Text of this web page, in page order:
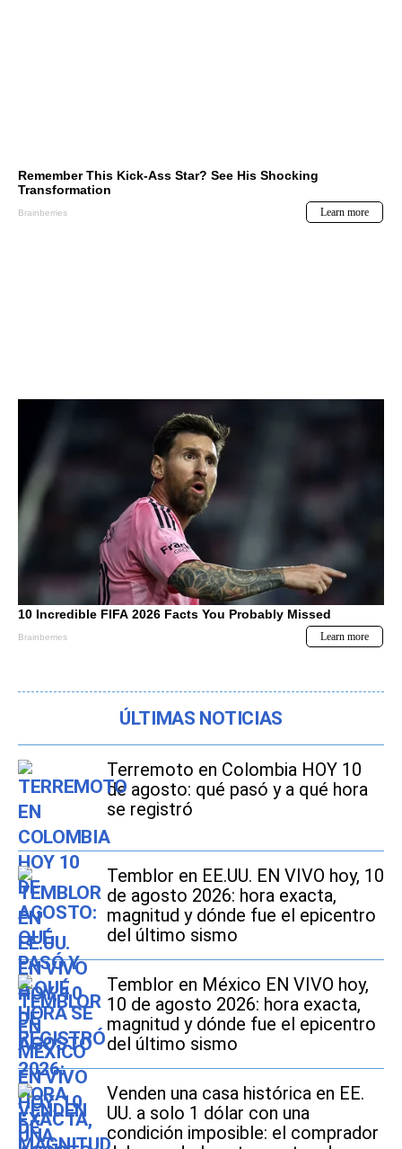
ÚLTIMAS NOTICIAS
Terremoto en Colombia HOY 10
de agosto: qué pasó y a qué hora
se registró
Temblor en EE.UU. EN VIVO hoy, 10
de agosto 2026: hora exacta,
magnitud y dónde fue el epicentro
del último sismo
Temblor en México EN VIVO hoy,
10 de agosto 2026: hora exacta,
magnitud y dónde fue el epicentro
del último sismo
Venden una casa histórica en EE.
UU. a solo 1 dólar con una
condición imposible: el comprador